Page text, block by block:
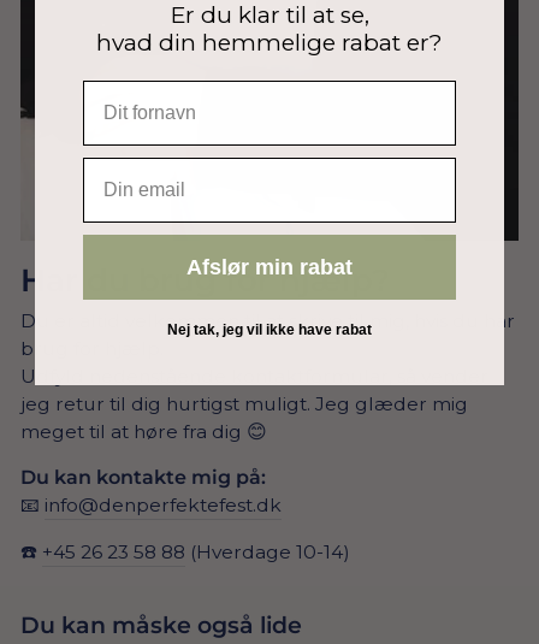
Har du brug for hjælp?
Du er altid velkommen til at skrive til mig, hvis du har
brug for hjælp.
Udfyld nedenstående kontaktformular, så vender
jeg retur til dig hurtigst muligt. Jeg glæder mig
meget til at høre fra dig 😊
Du kan kontakte mig på:
📧 info@denperfektefest.dk
☎️ +45 26 23 58 88 (Hverdage 10-14)
Du kan måske også lide
Er du klar til at se,
hvad din hemmelige rabat er?
Afslør min rabat
Nej tak, jeg vil ikke have rabat